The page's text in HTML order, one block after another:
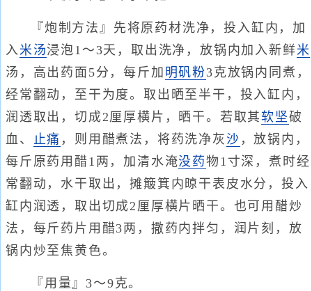
『炮制方法』先将原药材洗净，投入缸内，加
入米汤浸泡1～3天，取出洗净，放锅内加入新鲜米
汤，高出药面5分，每斤加 明矾粉3克放锅内同煮，
经常翻动，至干为度。取出晒至半干，投入缸内，
润透取出，切成2厘厚横片，晒干。若取其软坚破
血、 止痛 ，则用醋煮法，将药洗净灰 沙 ，放锅内，
每斤原药用醋1两，加清水淹没药物1寸深，煮时经
常翻动，水干取出，摊簸箕内晾干表皮水分，投入
缸内润透，取出切成2厘厚横片晒干。也可用醋炒
法，每斤药片用醋3两，撒药内拌匀，润片刻，放
锅内炒至焦黄色。
『用量』3～9克。